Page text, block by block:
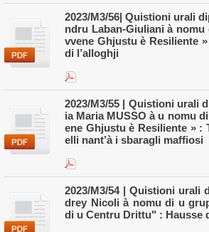
2023/M3/56| Quistioni urali
ndru Laban-Giuliani à nomu
vvene Ghjustu è Resiliente
di l’alloghji​
2023/M3/55 | Quistioni urali
ia Maria MUSSO à u nomu
ene Ghjustu è Resiliente » :
elli nant’à i sbaragli maffiosi
2023/M3/54 | Quistioni urali
drey Nicoli à nomu di u
di u Centru Drittu" : Hausse